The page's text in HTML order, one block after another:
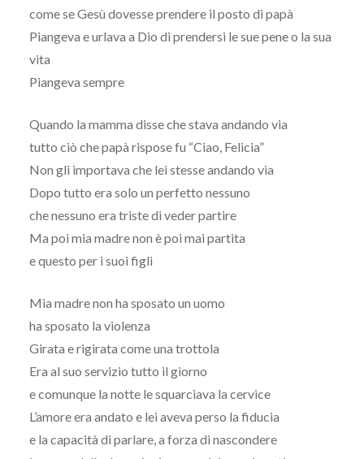
come se Gesù dovesse prendere il posto di papà
Piangeva e urlava a Dio di prendersi le sue pene o la sua
vita
Piangeva sempre
Quando la mamma disse che stava andando via
tutto ciò che papà rispose fu “Ciao, Felicia”
Non gli importava che lei stesse andando via
Dopo tutto era solo un perfetto nessuno
che nessuno era triste di veder partire
Ma poi mia madre non è poi mai partita
e questo per i suoi figli
Mia madre non ha sposato un uomo
ha sposato la violenza
Girata e rigirata come una trottola
Era al suo servizio tutto il giorno
e comunque la notte le squarciava la cervice
L’amore era andato e lei aveva perso la fiducia
e la capacità di parlare, a forza di nascondere